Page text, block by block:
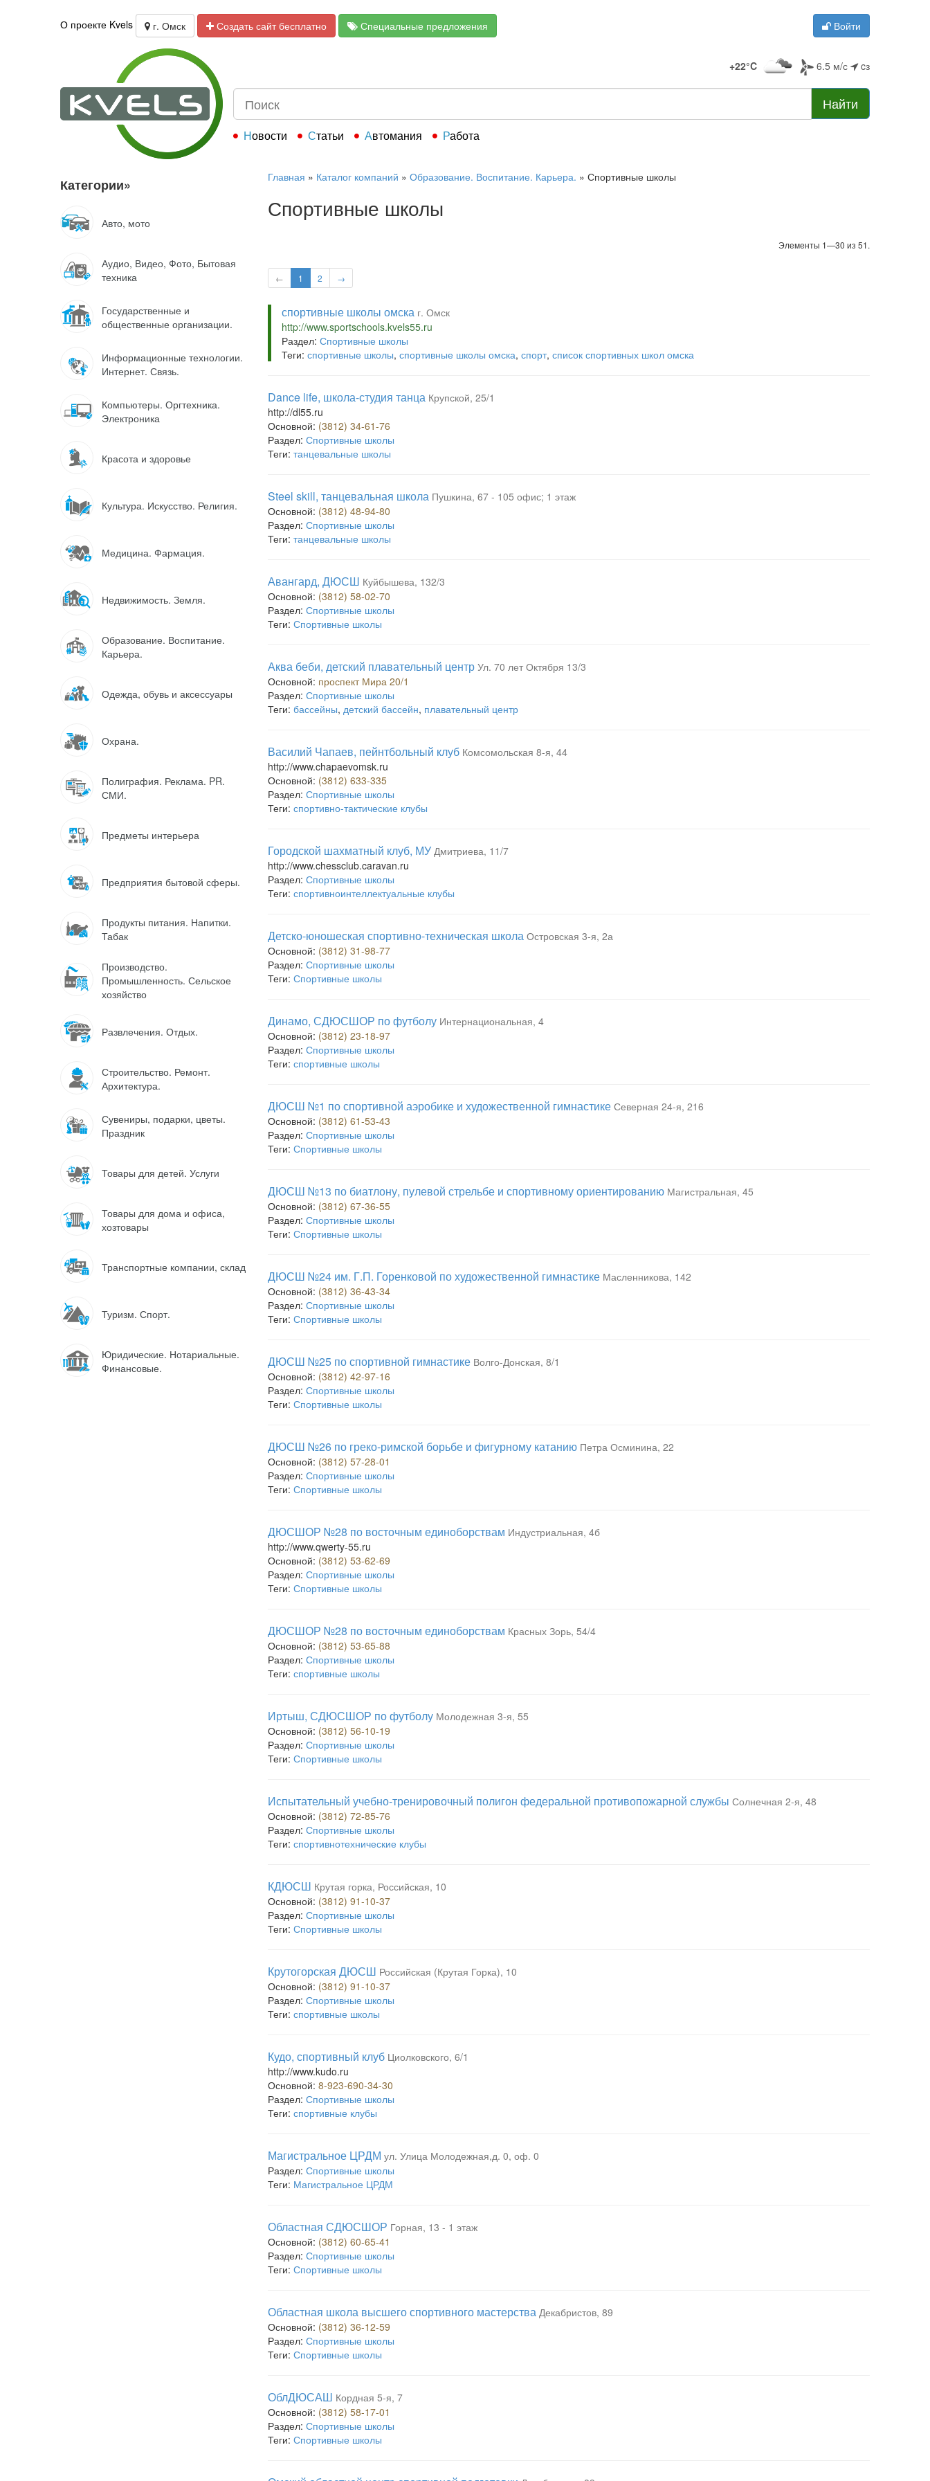
О проекте Kvels г. Омск Создать сайт бесплатно Специальные предложения Войти
+22°C 6.5 м/с cз
Найти
Новости Статьи Автомания Работа
Категории»
Авто, мото
Аудио, Видео, Фото, Бытовая
техника
Государственные и
общественные организации.
Информационные технологии.
Интернет. Связь.
Компьютеры. Оргтехника.
Электроника
Красота и здоровье
Культура. Искусство. Религия.
Медицина. Фармация.
Недвижимость. Земля.
Образование. Воспитание.
Карьера.
Одежда, обувь и аксессуары
Охрана.
Полиграфия. Реклама. PR.
СМИ.
Предметы интерьера
Предприятия бытовой сферы.
Продукты питания. Напитки.
Табак
Производство.
Промышленность. Сельское
хозяйство
Развлечения. Отдых.
Строительство. Ремонт.
Архитектура.
Сувениры, подарки, цветы.
Праздник
Товары для детей. Услуги
Товары для дома и офиса,
хозтовары
Транспортные компании, склад
Туризм. Спорт.
Юридические. Нотариальные.
Финансовые.
Главная » Каталог компаний » Образование. Воспитание. Карьера. » Спортивные школы
Спортивные школы
Элементы 1—30 из 51.
← 1 2 →
спортивные школы омска г. Омск
http://www.sportschools.kvels55.ru
Раздел: Спортивные школы
Теги: спортивные школы, спортивные школы омска, спорт, список спортивных школ омска
Dance life, школа-студия танца Крупской, 25/1
http://dl55.ru
Основной: (3812) 34-61-76
Раздел: Спортивные школы
Теги: танцевальные школы
Steel skill, танцевальная школа Пушкина, 67 - 105 офис; 1 этаж
Основной: (3812) 48-94-80
Раздел: Спортивные школы
Теги: танцевальные школы
Авангард, ДЮСШ Куйбышева, 132/3
Основной: (3812) 58-02-70
Раздел: Спортивные школы
Теги: Спортивные школы
Аква беби, детский плавательный центр Ул. 70 лет Октября 13/3
Основной: проспект Мира 20/1
Раздел: Спортивные школы
Теги: бассейны, детский бассейн, плавательный центр
Василий Чапаев, пейнтбольный клуб Комсомольская 8-я, 44
http://www.chapaevomsk.ru
Основной: (3812) 633-335
Раздел: Спортивные школы
Теги: спортивно-тактические клубы
Городской шахматный клуб, МУ Дмитриева, 11/7
http://www.chessclub.caravan.ru
Раздел: Спортивные школы
Теги: спортивноинтеллектуальные клубы
Детско-юношеская спортивно-техническая школа Островская 3-я, 2а
Основной: (3812) 31-98-77
Раздел: Спортивные школы
Теги: Спортивные школы
Динамо, СДЮСШОР по футболу Интернациональная, 4
Основной: (3812) 23-18-97
Раздел: Спортивные школы
Теги: спортивные школы
ДЮСШ №1 по спортивной аэробике и художественной гимнастике Северная 24-я, 216
Основной: (3812) 61-53-43
Раздел: Спортивные школы
Теги: Спортивные школы
ДЮСШ №13 по биатлону, пулевой стрельбе и спортивному ориентированию Магистральная, 45
Основной: (3812) 67-36-55
Раздел: Спортивные школы
Теги: Спортивные школы
ДЮСШ №24 им. Г.П. Горенковой по художественной гимнастике Масленникова, 142
Основной: (3812) 36-43-34
Раздел: Спортивные школы
Теги: Спортивные школы
ДЮСШ №25 по спортивной гимнастике Волго-Донская, 8/1
Основной: (3812) 42-97-16
Раздел: Спортивные школы
Теги: Спортивные школы
ДЮСШ №26 по греко-римской борьбе и фигурному катанию Петра Осминина, 22
Основной: (3812) 57-28-01
Раздел: Спортивные школы
Теги: Спортивные школы
ДЮСШОР №28 по восточным единоборствам Индустриальная, 4б
http://www.qwerty-55.ru
Основной: (3812) 53-62-69
Раздел: Спортивные школы
Теги: Спортивные школы
ДЮСШОР №28 по восточным единоборствам Красных Зорь, 54/4
Основной: (3812) 53-65-88
Раздел: Спортивные школы
Теги: спортивные школы
Иртыш, СДЮСШОР по футболу Молодежная 3-я, 55
Основной: (3812) 56-10-19
Раздел: Спортивные школы
Теги: Спортивные школы
Испытательный учебно-тренировочный полигон федеральной противопожарной службы Солнечная 2-я, 48
Основной: (3812) 72-85-76
Раздел: Спортивные школы
Теги: спортивнотехнические клубы
КДЮСШ Крутая горка, Российская, 10
Основной: (3812) 91-10-37
Раздел: Спортивные школы
Теги: Спортивные школы
Крутогорская ДЮСШ Российская (Крутая Горка), 10
Основной: (3812) 91-10-37
Раздел: Спортивные школы
Теги: спортивные школы
Кудо, спортивный клуб Циолковского, 6/1
http://www.kudo.ru
Основной: 8-923-690-34-30
Раздел: Спортивные школы
Теги: спортивные клубы
Магистральное ЦРДМ ул. Улица Молодежная,д. 0, оф. 0
Раздел: Спортивные школы
Теги: Магистральное ЦРДМ
Областная СДЮСШОР Горная, 13 - 1 этаж
Основной: (3812) 60-65-41
Раздел: Спортивные школы
Теги: Спортивные школы
Областная школа высшего спортивного мастерства Декабристов, 89
Основной: (3812) 36-12-59
Раздел: Спортивные школы
Теги: Спортивные школы
ОблДЮСАШ Кордная 5-я, 7
Основной: (3812) 58-17-01
Раздел: Спортивные школы
Теги: Спортивные школы